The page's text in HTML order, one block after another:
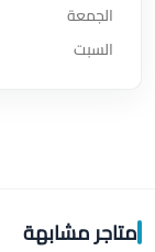
الجمعة
السبت
متاجر مشابهة